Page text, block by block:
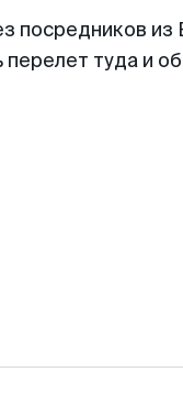
посредников
туда и